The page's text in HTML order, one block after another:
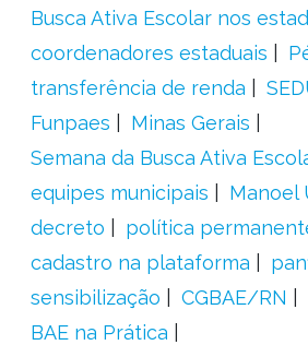
Busca Ativa Escolar nos
coordenadores estaduais
transferência de renda
Funpaes
Minas Gerais
Semana da Busca Ativa
equipes municipais
Manoel
decreto
política
cadastro na plataforma
sensibilização
CGBAE/RN
BAE na Prática